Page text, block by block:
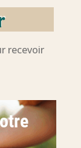
recevoir